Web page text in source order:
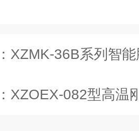
XZMK-36B系列智
XZOEX-082型高温